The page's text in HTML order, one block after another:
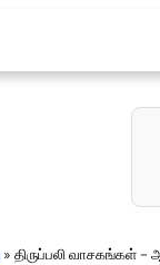
» திருப்பலி வாசகங்கள்